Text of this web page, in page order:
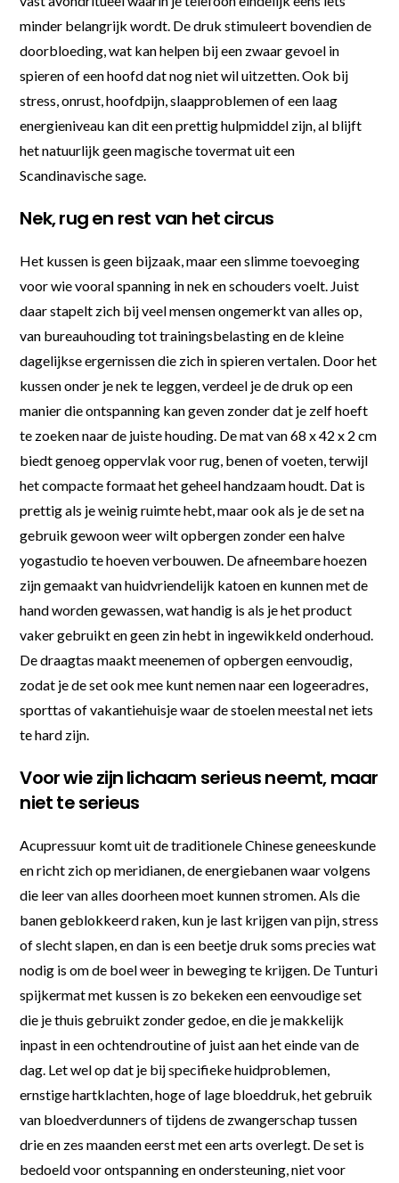
minder belangrijk wordt. De druk stimuleert bovendien de
doorbloeding, wat kan helpen bij een zwaar gevoel in
spieren of een hoofd dat nog niet wil uitzetten. Ook bij
stress, onrust, hoofdpijn, slaapproblemen of een laag
energieniveau kan dit een prettig hulpmiddel zijn, al blijft
het natuurlijk geen magische tovermat uit een
Scandinavische sage.
Nek, rug en rest van het circus
Het kussen is geen bijzaak, maar een slimme toevoeging
voor wie vooral spanning in nek en schouders voelt. Juist
daar stapelt zich bij veel mensen ongemerkt van alles op,
van bureauhouding tot trainingsbelasting en de kleine
dagelijkse ergernissen die zich in spieren vertalen. Door het
kussen onder je nek te leggen, verdeel je de druk op een
manier die ontspanning kan geven zonder dat je zelf hoeft
te zoeken naar de juiste houding. De mat van 68 x 42 x 2 cm
biedt genoeg oppervlak voor rug, benen of voeten, terwijl
het compacte formaat het geheel handzaam houdt. Dat is
prettig als je weinig ruimte hebt, maar ook als je de set na
gebruik gewoon weer wilt opbergen zonder een halve
yogastudio te hoeven verbouwen. De afneembare hoezen
zijn gemaakt van huidvriendelijk katoen en kunnen met de
hand worden gewassen, wat handig is als je het product
vaker gebruikt en geen zin hebt in ingewikkeld onderhoud.
De draagtas maakt meenemen of opbergen eenvoudig,
zodat je de set ook mee kunt nemen naar een logeeradres,
sporttas of vakantiehuisje waar de stoelen meestal net iets
te hard zijn.
Voor wie zijn lichaam serieus neemt, maar
niet te serieus
Acupressuur komt uit de traditionele Chinese geneeskunde
en richt zich op meridianen, de energiebanen waar volgens
die leer van alles doorheen moet kunnen stromen. Als die
banen geblokkeerd raken, kun je last krijgen van pijn, stress
of slecht slapen, en dan is een beetje druk soms precies wat
nodig is om de boel weer in beweging te krijgen. De Tunturi
spijkermat met kussen is zo bekeken een eenvoudige set
die je thuis gebruikt zonder gedoe, en die je makkelijk
inpast in een ochtendroutine of juist aan het einde van de
dag. Let wel op dat je bij specifieke huidproblemen,
ernstige hartklachten, hoge of lage bloeddruk, het gebruik
van bloedverdunners of tijdens de zwangerschap tussen
drie en zes maanden eerst met een arts overlegt. De set is
bedoeld voor ontspanning en ondersteuning, niet voor